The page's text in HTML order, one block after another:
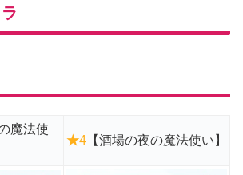
魔法使
★4 【酒場の夜の魔法使い】